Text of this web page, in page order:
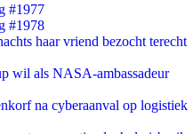
#1977
#1978
haar vriend bezocht terecht
wil als NASA-ambassadeur
na cyberaanval op logistiek